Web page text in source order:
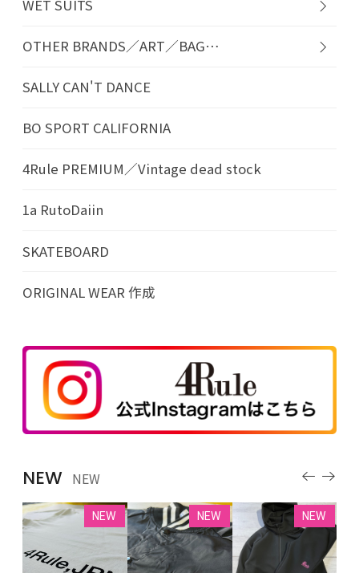
WET SUITS
OTHER BRANDS／ART／BAG…
SALLY CAN'T DANCE
BO SPORT CALIFORNIA
4Rule PREMIUM／Vintage dead stock
1a RutoDaiin
SKATEBOARD
ORIGINAL WEAR 作成
NEW NEW
NEW NEW NEW